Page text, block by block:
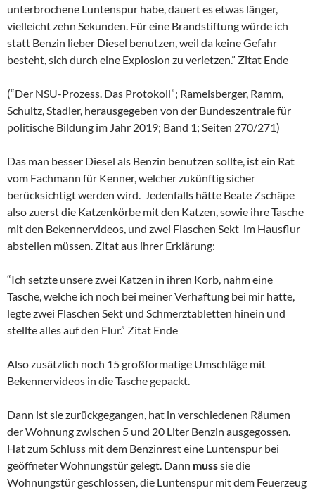
unterbrochene Luntenspur habe, dauert es etwas länger,
vielleicht zehn Sekunden. Für eine Brandstiftung würde ich
statt Benzin lieber Diesel benutzen, weil da keine Gefahr
besteht, sich durch eine Explosion zu verletzen.” Zitat Ende
(“Der NSU-Prozess. Das Protokoll”; Ramelsberger, Ramm,
Schultz, Stadler, herausgegeben von der Bundeszentrale für
politische Bildung im Jahr 2019; Band 1; Seiten 270/271)
Das man besser Diesel als Benzin benutzen sollte, ist ein Rat
vom Fachmann für Kenner, welcher zukünftig sicher
berücksichtigt werden wird. Jedenfalls hätte Beate Zschäpe
also zuerst die Katzenkörbe mit den Katzen, sowie ihre Tasche
mit den Bekennervideos, und zwei Flaschen Sekt im Hausflur
abstellen müssen. Zitat aus ihrer Erklärung:
“Ich setzte unsere zwei Katzen in ihren Korb, nahm eine
Tasche, welche ich noch bei meiner Verhaftung bei mir hatte,
legte zwei Flaschen Sekt und Schmerztabletten hinein und
stellte alles auf den Flur.” Zitat Ende
Also zusätzlich noch 15 großformatige Umschläge mit
Bekennervideos in die Tasche gepackt.
Dann ist sie zurückgegangen, hat in verschiedenen Räumen
der Wohnung zwischen 5 und 20 Liter Benzin ausgegossen.
Hat zum Schluss mit dem Benzinrest eine Luntenspur bei
geöffneter Wohnungstür gelegt. Dann musssie die
Wohnungstür geschlossen, die Luntenspur mit dem Feuerzeug